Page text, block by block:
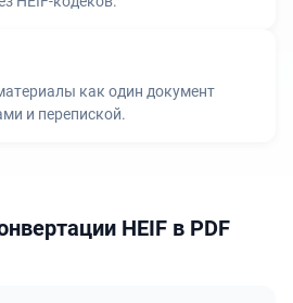
как один документ
и перепиской.
HEIF в PDF